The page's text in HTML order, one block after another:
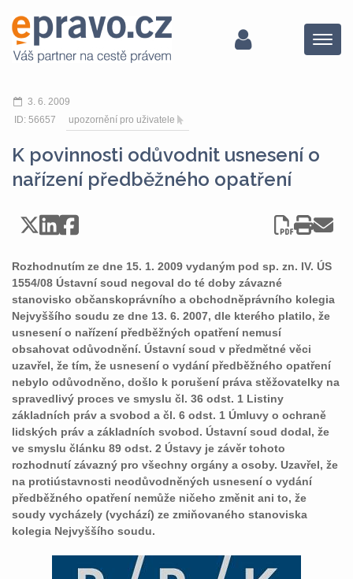
Menu
3. 6. 2009
ID: 56657
upozornění pro uživatele
K povinnosti odůvodnit usnesení o
nařízení předběžného opatření
Rozhodnutím ze dne 15. 1. 2009 vydaným pod sp. zn. IV. ÚS
1554/08 Ústavní soud negoval do té doby závazné
stanovisko občanskoprávního a obchodněprávního kolegia
Nejvyššího soudu ze dne 13. 6. 2007, dle kterého platilo, že
usnesení o nařízení předběžných opatření nemusí
obsahovat odůvodnění. Ústavní soud v předmětné věci
uzavřel, že tím, že usnesení o vydání předběžného opatření
nebylo odůvodněno, došlo k porušení práva stěžovatelky na
spravedlivý proces ve smyslu čl. 36 odst. 1 Listiny
základních práv a svobod a čl. 6 odst. 1 Úmluvy o ochraně
lidských práv a základních svobod. Ústavní soud dodal, že
ve smyslu článku 89 odst. 2 Ústavy je závěr tohoto
rozhodnutí závazný pro všechny orgány a osoby. Uzavřel, že
na protiústavnosti neodůvodněných usnesení o vydání
předběžného opatření nemůže ničeho změnit ani to, že
soudy vycházely (vychází) ze zmiňovaného stanoviska
kolegia Nejvyššího soudu.